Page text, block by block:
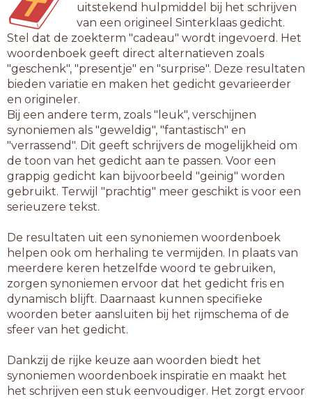
uitstekend hulpmiddel bij het schrijven
van een origineel Sinterklaas gedicht.
Stel dat de zoekterm "cadeau" wordt ingevoerd. Het
woordenboek geeft direct alternatieven zoals
"geschenk", "presentje" en "surprise". Deze resultaten
bieden variatie en maken het gedicht gevarieerder
en origineler.
Bij een andere term, zoals "leuk", verschijnen
synoniemen als "geweldig", "fantastisch" en
"verrassend". Dit geeft schrijvers de mogelijkheid om
de toon van het gedicht aan te passen. Voor een
grappig gedicht kan bijvoorbeeld "geinig" worden
gebruikt. Terwijl "prachtig" meer geschikt is voor een
serieuzere tekst.
De resultaten uit een synoniemen woordenboek
helpen ook om herhaling te vermijden. In plaats van
meerdere keren hetzelfde woord te gebruiken,
zorgen synoniemen ervoor dat het gedicht fris en
dynamisch blijft. Daarnaast kunnen specifieke
woorden beter aansluiten bij het rijmschema of de
sfeer van het gedicht.
Dankzij de rijke keuze aan woorden biedt het
synoniemen woordenboek inspiratie en maakt het
het schrijven een stuk eenvoudiger. Het zorgt ervoor